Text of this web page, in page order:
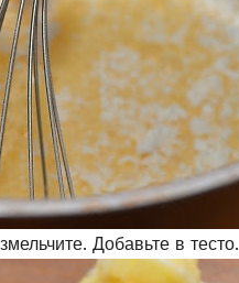
Добавьте в тесто.